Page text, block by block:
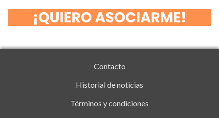
Contacto
Historial de noticias
Términos y condiciones